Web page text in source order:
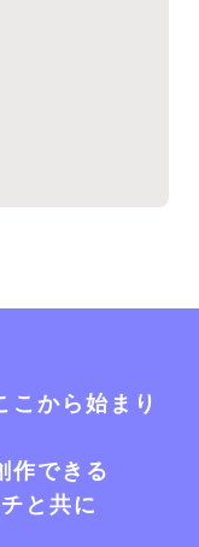
から始まり
作できる
と共に